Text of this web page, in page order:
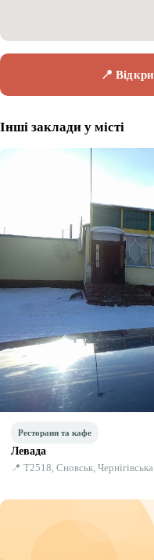
📍
Інші заклади у місті
Ресторани та кафе
Левада
📍 Т2518, Сновськ,